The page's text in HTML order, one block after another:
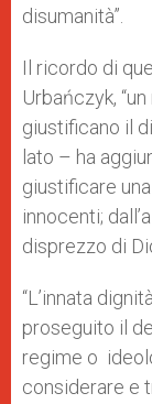
disumanità”.
Il ricordo di
Urbańczyk,
giustificano il
lato – ha
giustificare
innocenti;
disprezzo di
“L’innata
proseguito il
regime o
considerare e